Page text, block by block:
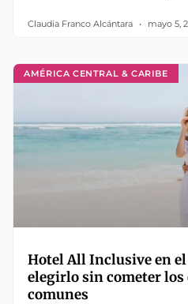
Claudia Franco Alcántara mayo 5,
AMÉRICA CENTRAL & CARIBE
Hotel All Inclusive en el
elegirlo sin cometer los
comunes